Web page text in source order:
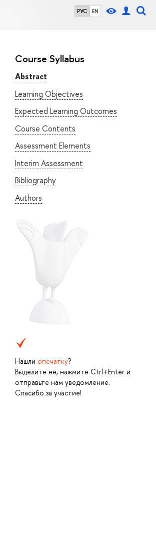
РУС EN
Course Syllabus
Abstract
Learning Objectives
Expected Learning Outcomes
Course Contents
Assessment Elements
Interim Assessment
Bibliography
Authors
Нашли опечатку?
Выделите её, нажмите Ctrl+Enter и
отправьте нам уведомление.
Спасибо за участие!